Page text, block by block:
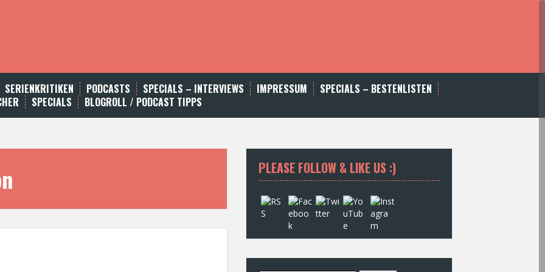
SERIENKRITIKEN PODCASTS SPECIALS – INTERVIEWS IMPRESSUM
SPECIALS – BESTENLISTEN
SPECIALS BLOGROLL / PODCAST TIPPS
PLEASE FOLLOW & LIKE US :)